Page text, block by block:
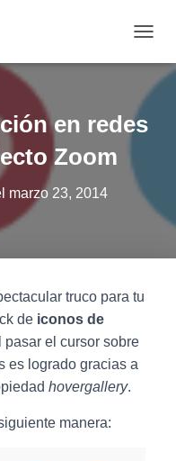
A
B
A
D
V
en redes
Zoom
marzo 23, 2014
truco para tu
de iconos de
pasar el cursor sobre
es logrado gracias a
hovergallery.
manera: